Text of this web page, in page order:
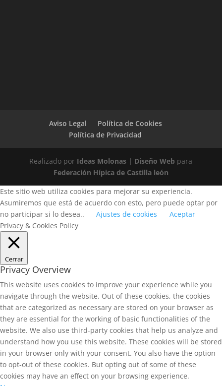
Aviso Legal
Política de Cookies
Política de Privacidad
Realizado por Ideas Molonas | Diseño Web para
Federación Hípica de Castilla león
Este sitio web utiliza cookies para mejorar su experiencia.
Asumiremos que está de acuerdo con esto, pero puede optar por
no participar si lo desea..
Ajustes de cookies
Aceptar
Privacy & Cookies Policy
Cerrar
Privacy Overview
This website uses cookies to improve your experience while you
navigate through the website. Out of these cookies, the cookies
that are categorized as necessary are stored on your browser as
they are essential for the working of basic functionalities of the
website. We also use third-party cookies that help us analyze and
understand how you use this website. These cookies will be stored
in your browser only with your consent. You also have the option
to opt-out of these cookies. But opting out of some of these
cookies may have an effect on your browsing experience.